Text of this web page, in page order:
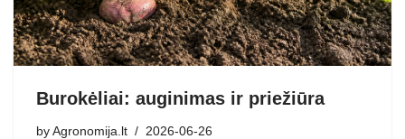
Burokėliai: auginimas ir priežiūra
by Agronomija.lt 2026-06-26